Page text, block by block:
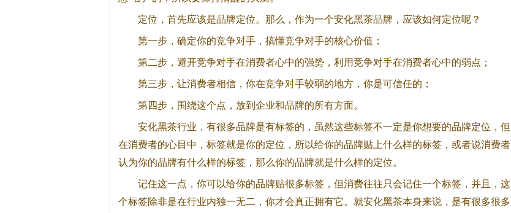
定位，首先应该是品牌定位。那么，作为一个安化黑茶品牌，应该如何定位呢？
第一步，确定你的竞争对手，搞懂竞争对手的核心价值；
第二步，避开竞争对手在消费者心中的强势，利用竞争对手在消费者心中的弱点；
第三步，让消费者相信，你在竞争对手较弱的地方，你是可信任的；
第四步，围绕这个点，放到企业和品牌的所有方面。
安化黑茶行业，有很多品牌是有标签的，虽然这些标签不一定是你想要的品牌定位，但
在消费者的心目中，标签就是你的定位，所以给你的品牌贴上什么样的标签，或者说消费者
认为你的品牌有什么样的标签，那么你的品牌就是什么样的定位。
记住这一点，你可以给你的品牌贴很多标签，但消费往往只会记住一个标签，并且，这
个标签除非是在行业内独一无二，你才会真正拥有它。就安化黑茶本身来说，是有很多很多